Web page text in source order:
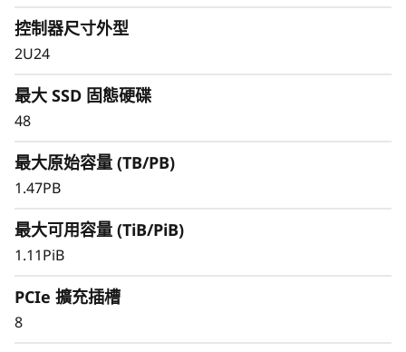
簡化且一致的資料管理體驗
管理基礎架構應該是件簡單、不複雜的事。為關鍵
用性且方便管理的儲存設備。
驗。透過專為區塊儲存打造的解決方案，快速佈建
控制器尺寸外型
2U24
最大 SSD 固態硬碟
48
最大原始容量 (TB/PB)
1.47PB
最大可用容量 (TiB/PiB)
1.11PiB
PCIe 擴充插槽
8